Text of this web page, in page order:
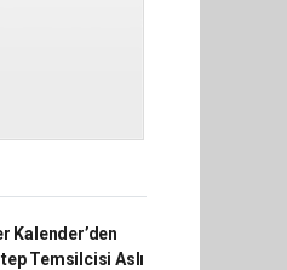
Kalender’den
Temsilcisi Aslı